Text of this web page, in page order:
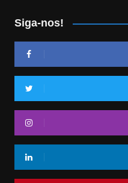
Siga-nos!